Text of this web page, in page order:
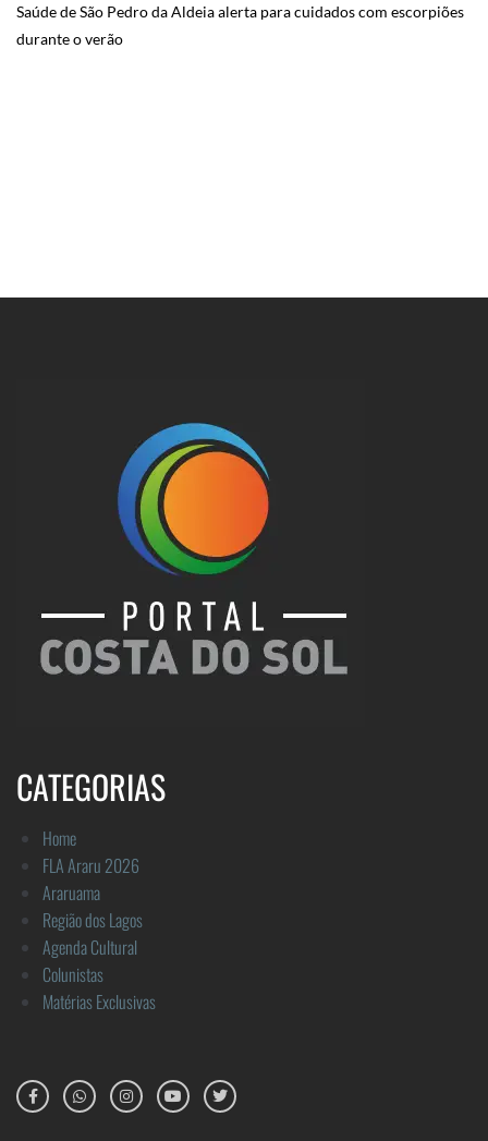
Saúde de São Pedro da Aldeia alerta para cuidados com escorpiões
durante o verão
CATEGORIAS
Home
FLA Araru 2026
Araruama
Região dos Lagos
Agenda Cultural
Colunistas
Matérias Exclusivas